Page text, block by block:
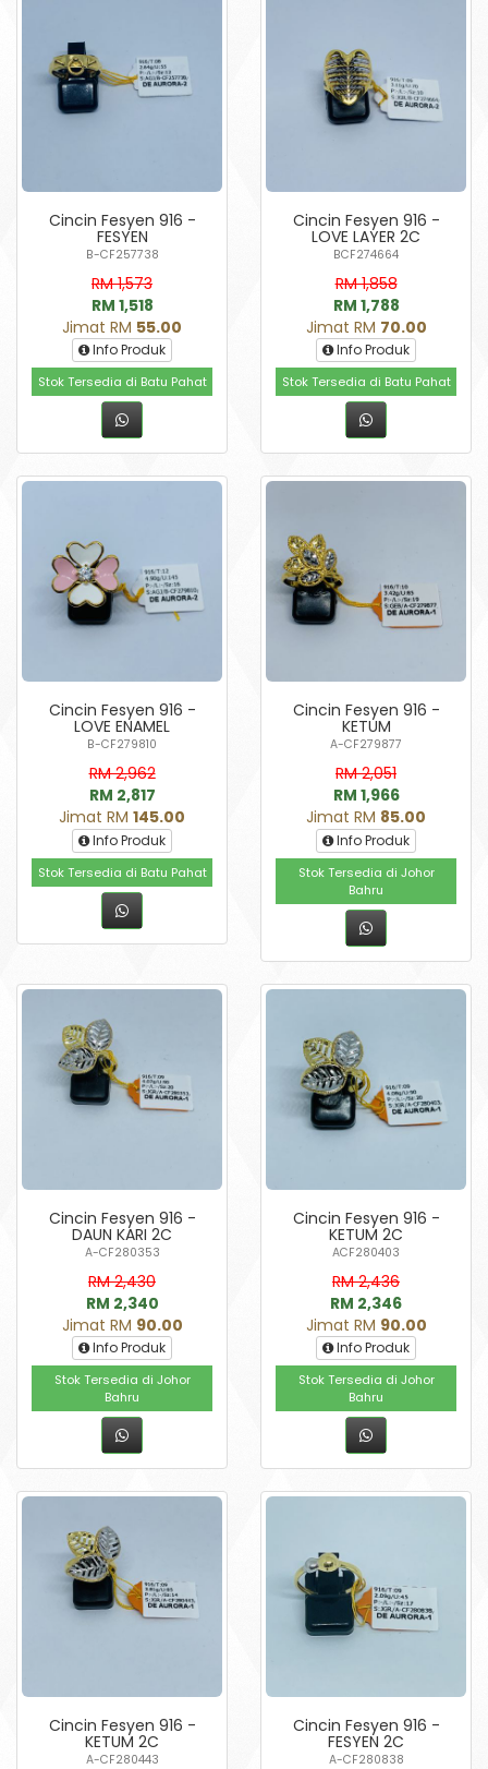
Cincin Fesyen 916 -
FESYEN
B-CF257738
RM 1,573
RM 1,518
Jimat RM 55.00
Info Produk
Stok Tersedia di Batu Pahat
Cincin Fesyen 916 -
LOVE LAYER 2C
BCF274664
RM 1,858
RM 1,788
Jimat RM 70.00
Info Produk
Stok Tersedia di Batu Pahat
Cincin Fesyen 916 -
LOVE ENAMEL
B-CF279810
RM 2,962
RM 2,817
Jimat RM 145.00
Info Produk
Stok Tersedia di Batu Pahat
Cincin Fesyen 916 -
KETUM
A-CF279877
RM 2,051
RM 1,966
Jimat RM 85.00
Info Produk
Stok Tersedia di Johor
Bahru
Cincin Fesyen 916 -
DAUN KARI 2C
A-CF280353
RM 2,430
RM 2,340
Jimat RM 90.00
Info Produk
Stok Tersedia di Johor
Bahru
Cincin Fesyen 916 -
KETUM 2C
ACF280403
RM 2,436
RM 2,346
Jimat RM 90.00
Info Produk
Stok Tersedia di Johor
Bahru
Cincin Fesyen 916 -
KETUM 2C
A-CF280443
Cincin Fesyen 916 -
FESYEN 2C
A-CF280838